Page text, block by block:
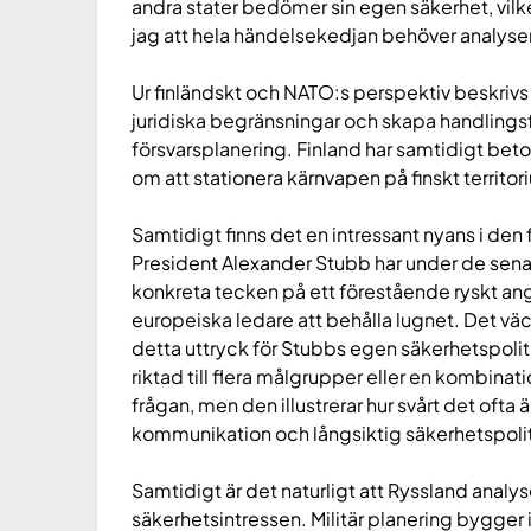
andra stater bedömer sin egen säkerhet,
jag att hela händelsekedjan behöver
Ur finländskt och NATO:s perspektiv
juridiska begränsningar och skapa
försvarsplanering. Finland har samtidigt
om att stationera kärnvapen på finskt
Samtidigt finns det en intressant nyans i
President Alexander Stubb har under de
konkreta tecken på ett förestående ryskt
europeiska ledare att behålla lugnet. Det
detta uttryck för Stubbs egen
riktad till flera målgrupper eller en
frågan, men den illustrerar hur svårt det
kommunikation och långsiktig
Samtidigt är det naturligt att Ryssland
säkerhetsintressen. Militär planering